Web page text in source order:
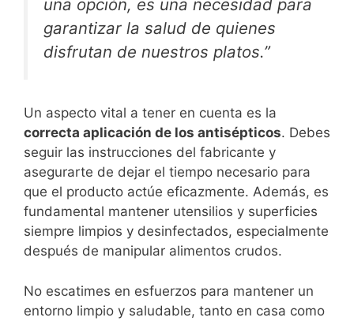
una opción, es una necesidad para
garantizar la salud de quienes
disfrutan de nuestros platos.”
Un aspecto vital a tener en cuenta es la
correcta aplicación de los antisépticos. Debes
seguir las instrucciones del fabricante y
asegurarte de dejar el tiempo necesario para
que el producto actúe eficazmente. Además, es
fundamental mantener utensilios y superficies
siempre limpios y desinfectados, especialmente
después de manipular alimentos crudos.
No escatimes en esfuerzos para mantener un
entorno limpio y saludable, tanto en casa como